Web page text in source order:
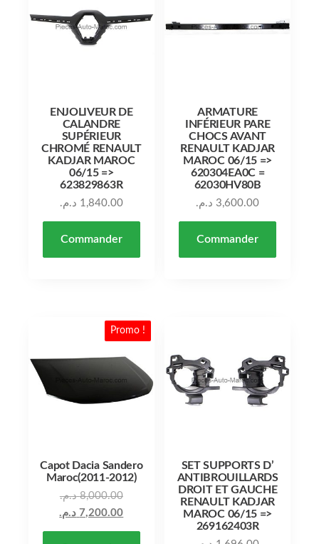
ENJOLIVEUR DE
CALANDRE
SUPÉRIEUR
CHROMÉ RENAULT
KADJAR MAROC
06/15 =>
623829863R
1,840.00 د.م.
Commander
ARMATURE
INFÉRIEUR PARE
CHOCS AVANT
RENAULT KADJAR
MAROC 06/15 =>
620304EA0C =
62030HV80B
3,600.00 د.م.
Commander
Promo !
Capot Dacia Sandero
Maroc(2011-2012)
8,000.00 د.م.
Le prix initial était : 8,000.00 د.م..
7,200.00 د.م. Le prix actuel est : 7,200.00 د.م..
SET SUPPORTS D’
ANTIBROUILLARDS
DROIT ET GAUCHE
RENAULT KADJAR
MAROC 06/15 =>
269162403R